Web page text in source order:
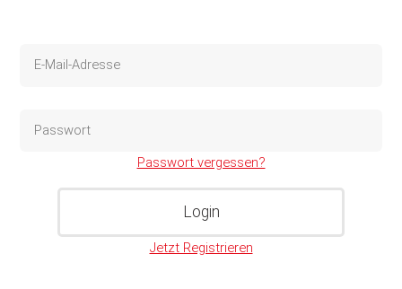
Passwort vergessen?
Jetzt Registrieren